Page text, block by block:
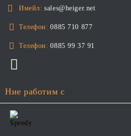
Имейл: sales@heiger.net
Телефон: 0885 710 877
Телефон: 0885 99 37 91
Ние работим с